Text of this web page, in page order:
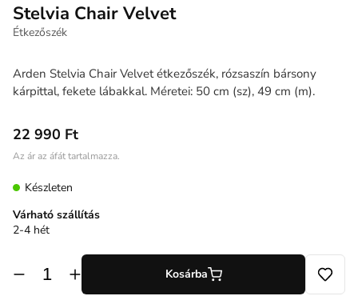
Stelvia Chair Velvet
Étkezőszék
Arden Stelvia Chair Velvet étkezőszék, rózsaszín bársony
kárpittal, fekete lábakkal. Méretei: 50 cm (sz), 49 cm (m).
22 990 Ft
Az ár az áfát tartalmazza.
Készleten
Várható szállítás
2-4 hét
Kosárba